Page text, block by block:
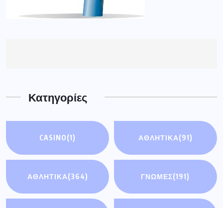
Κατηγορίες
CASINO(1) ΑΘΛΗΤΙΚΆ(91)
ΑΘΛΗΤΙΚΑ(364) ΓΝΩΜΕΣ(191)